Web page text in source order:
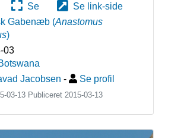
Se
Se link-side
Gabenæb (Anastomus
)
03
Jacobsen - Se profil
03-13 Publiceret 2015-03-13